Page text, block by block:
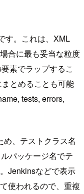
す。これは、XML
合に最も妥当な粒度
素でラップするこ
とめることも可能
tests, errors,
、テストクラス名
パッケージ名でテ
Jenkinsなどで表示
使われるので、重複